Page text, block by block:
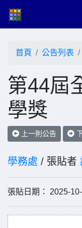
首頁 公告列表
第44屆
學獎
上一則公告
學務處 / 張貼者
張貼日期： 2025-